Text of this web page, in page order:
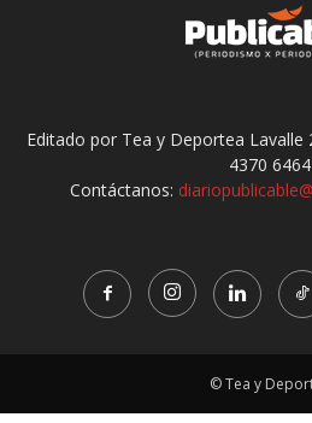
Editado por Tea y Deportea Lavalle
4370 6464
Contáctanos:
© Tea y